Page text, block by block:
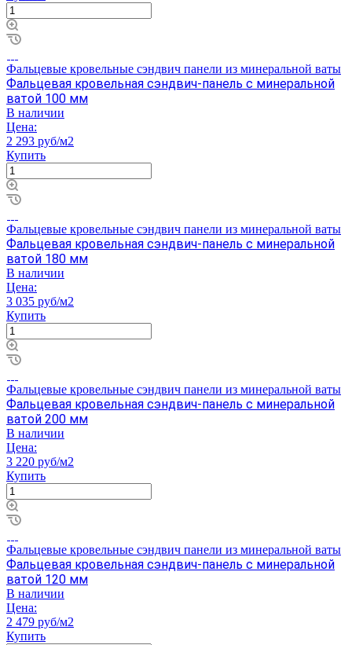
Фальцевые кровельные сэндвич панели из минеральной ваты
Фальцевая кровельная сэндвич-панель с минеральной
ватой 100 мм
В наличии
Цена:
2 293 руб/м2
Купить
Фальцевые кровельные сэндвич панели из минеральной ваты
Фальцевая кровельная сэндвич-панель с минеральной
ватой 180 мм
В наличии
Цена:
3 035 руб/м2
Купить
Фальцевые кровельные сэндвич панели из минеральной ваты
Фальцевая кровельная сэндвич-панель с минеральной
ватой 200 мм
В наличии
Цена:
3 220 руб/м2
Купить
Фальцевые кровельные сэндвич панели из минеральной ваты
Фальцевая кровельная сэндвич-панель с минеральной
ватой 120 мм
В наличии
Цена:
2 479 руб/м2
Купить